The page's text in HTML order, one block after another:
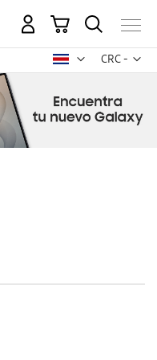
CRC -
colón
Mi carrito